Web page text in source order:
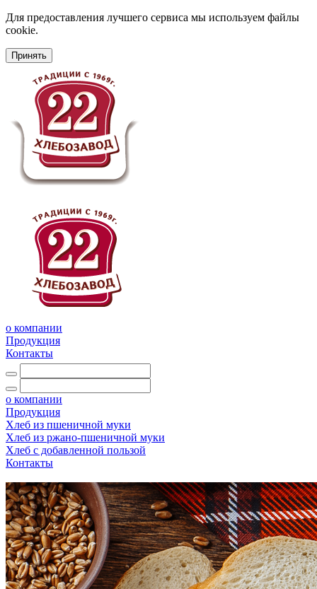
Для предоставления лучшего сервиса мы используем файлы
cookie.
Принять
о компании
Продукция
Контакты
о компании
Продукция
Хлеб из пшеничной муки
Хлеб из ржано-пшеничной муки
Хлеб с добавленной пользой
Контакты